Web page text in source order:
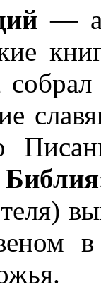
—
Библия
в